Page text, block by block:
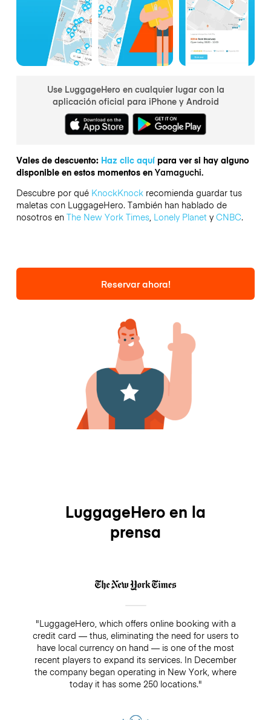
Use LuggageHero en cualquier lugar con la
aplicación oficial para iPhone y Android
Vales de descuento: Haz clic aquípara ver si hay alguno
disponible en estos momentos en Yamaguchi.
Descubre por qué KnockKnockrecomienda guardar tus
maletas con LuggageHero. También han hablado de
nosotros en The New York Times, Lonely Planety CNBC.
Reservar ahora!
LuggageHero en la
prensa
"LuggageHero, which offers online booking with a
credit card — thus, eliminating the need for users to
have local currency on hand — is one of the most
recent players to expand its services. In December
the company began operating in New York, where
today it has some 250 locations."